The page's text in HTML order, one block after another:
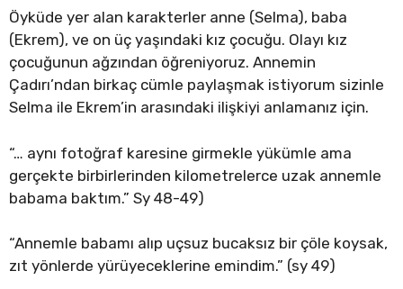
Öyküde yer alan karakterler anne (Selma), baba
(Ekrem), ve on üç yaşındaki kız çocuğu. Olayı kız
çocuğunun ağzından öğreniyoruz. Annemin
Çadırı’ndan birkaç cümle paylaşmak istiyorum sizinle
Selma ile Ekrem’in arasındaki ilişkiyi anlamanız için.
“… aynı fotoğraf karesine girmekle yükümle ama
gerçekte birbirlerinden kilometrelerce uzak annemle
babama baktım.” Sy 48-49)
“Annemle babamı alıp uçsuz bucaksız bir çöle koysak,
zıt yönlerde yürüyeceklerine emindim.” (sy 49)